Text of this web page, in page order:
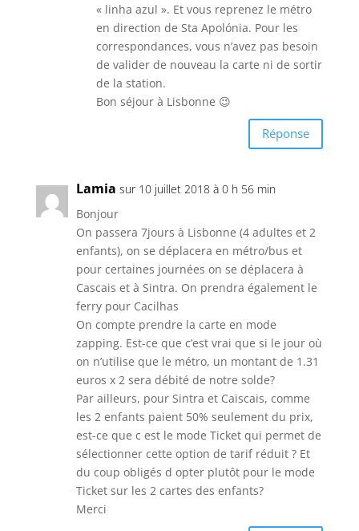
« linha azul ». Et vous reprenez le métro
en direction de Sta Apolónia. Pour les
correspondances, vous n’avez pas besoin
de valider de nouveau la carte ni de sortir
de la station.
Bon séjour à Lisbonne 😉
Réponse
Lamia sur 10 juillet 2018 à 0 h 56 min
Bonjour
On passera 7jours à Lisbonne (4 adultes et 2
enfants), on se déplacera en métro/bus et
pour certaines journées on se déplacera à
Cascais et à Sintra. On prendra également le
ferry pour Cacilhas
On compte prendre la carte en mode
zapping. Est-ce que c’est vrai que si le jour où
on n’utilise que le métro, un montant de 1.31
euros x 2 sera débité de notre solde?
Par ailleurs, pour Sintra et Caiscais, comme
les 2 enfants paient 50% seulement du prix,
est-ce que c est le mode Ticket qui permet de
sélectionner cette option de tarif réduit ? Et
du coup obligés d opter plutôt pour le mode
Ticket sur les 2 cartes des enfants?
Merci